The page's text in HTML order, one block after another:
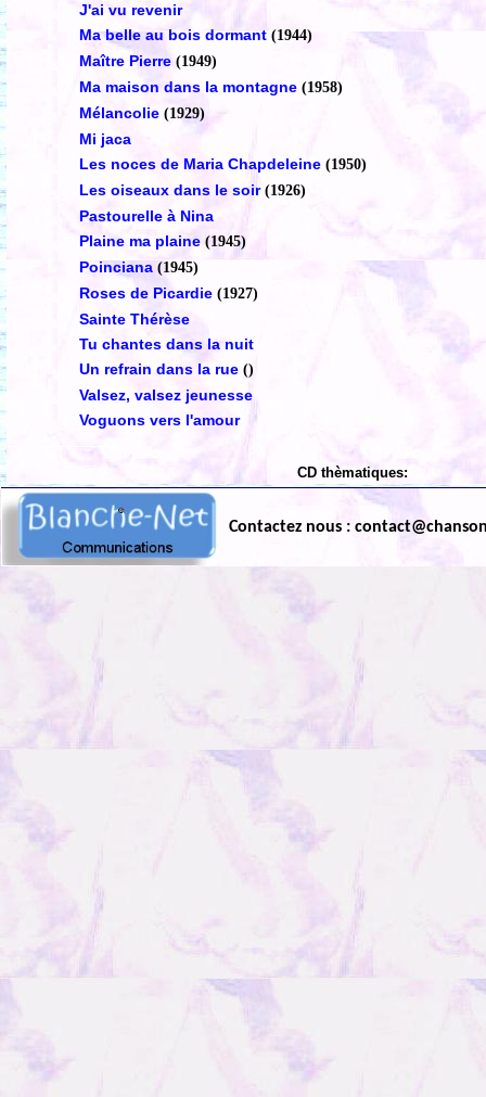
J'ai vu revenir
Ma belle au bois dormant (1944)
Maître Pierre (1949)
Ma maison dans la montagne (1958)
Mélancolie (1929)
Mi jaca
Les noces de Maria Chapdeleine (1950)
Les oiseaux dans le soir (1926)
Pastourelle à Nina
Plaine ma plaine (1945)
Poinciana (1945)
Roses de Picardie (1927)
Sainte Thérèse
Tu chantes dans la nuit
Un refrain dans la rue ()
Valsez, valsez jeunesse
Voguons vers l'amour
CD thèmatiques:
Contactez nous :